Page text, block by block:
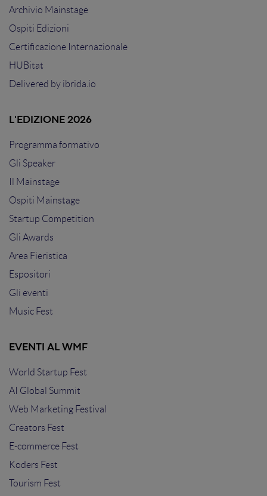
Archivio Mainstage
Ospiti Edizioni
Certificazione Internazionale
HUBitat
Delivered by ibrida.io
L'EDIZIONE 2026
Programma formativo
Gli Speaker
Il Mainstage
Ospiti Mainstage
Startup Competition
Gli Awards
Area Fieristica
Espositori
Gli eventi
Music Fest
EVENTI AL WMF
World Startup Fest
AI Global Summit
Web Marketing Festival
Creators Fest
E-commerce Fest
Koders Fest
Tourism Fest